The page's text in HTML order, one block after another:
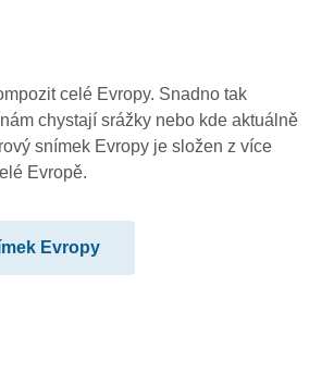
00:25
00:15
00:05
celé Evropy. Snadno tak
chystají srážky nebo kde aktuálně
snímek Evropy je složen z více
Evropě.
Evropy